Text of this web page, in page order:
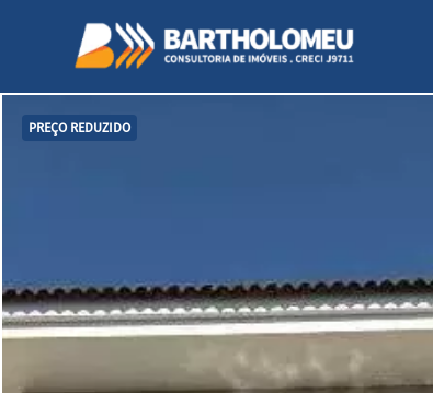
PREÇO REDUZIDO